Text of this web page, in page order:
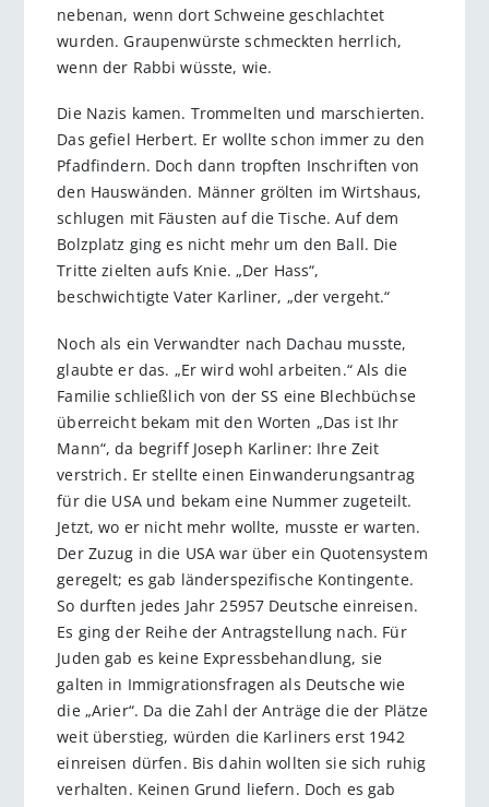
nebenan, wenn dort Schweine geschlachtet
wurden. Graupenwürste schmeckten herrlich,
wenn der Rabbi wüsste, wie.
Die Nazis kamen. Trommelten und marschierten.
Das gefiel Herbert. Er wollte schon immer zu den
Pfadfindern. Doch dann tropften Inschriften von
den Hauswänden. Männer grölten im Wirtshaus,
schlugen mit Fäusten auf die Tische. Auf dem
Bolzplatz ging es nicht mehr um den Ball. Die
Tritte zielten aufs Knie. „Der Hass“,
beschwichtigte Vater Karliner, „der vergeht.“
Noch als ein Verwandter nach Dachau musste,
glaubte er das. „Er wird wohl arbeiten.“ Als die
Familie schließlich von der SS eine Blechbüchse
überreicht bekam mit den Worten „Das ist Ihr
Mann“, da begriff Joseph Karliner: Ihre Zeit
verstrich. Er stellte einen Einwanderungsantrag
für die USA und bekam eine Nummer zugeteilt.
Jetzt, wo er nicht mehr wollte, musste er warten.
Der Zuzug in die USA war über ein Quotensystem
geregelt; es gab länderspezifische Kontingente.
So durften jedes Jahr 25957 Deutsche einreisen.
Es ging der Reihe der Antragstellung nach. Für
Juden gab es keine Expressbehandlung, sie
galten in Immigrationsfragen als Deutsche wie
die „Arier“. Da die Zahl der Anträge die der Plätze
weit überstieg, würden die Karliners erst 1942
einreisen dürfen. Bis dahin wollten sie sich ruhig
verhalten. Keinen Grund liefern. Doch es gab